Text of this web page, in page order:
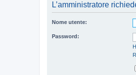
L’amministratore
Nome utente:
Password: